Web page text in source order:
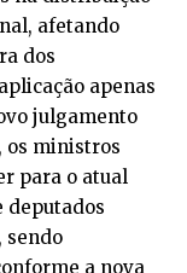
afetando
dos
apenas
julgamento
os ministros
para o atual
deputados
sendo
a nova